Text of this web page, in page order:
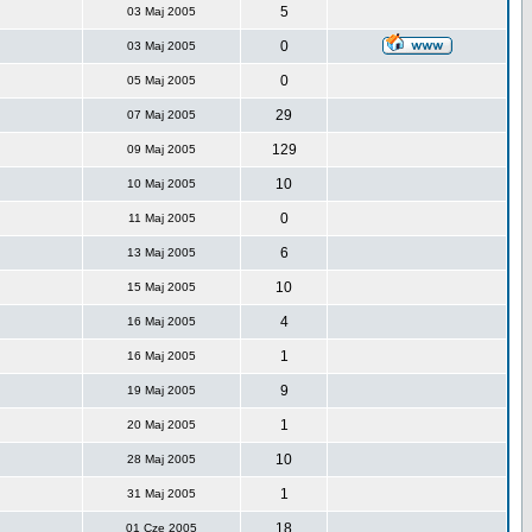
03 Maj 2005 5
03 Maj 2005 0
05 Maj 2005 0
07 Maj 2005 29
09 Maj 2005 129
10 Maj 2005 10
11 Maj 2005 0
13 Maj 2005 6
15 Maj 2005 10
16 Maj 2005 4
16 Maj 2005 1
19 Maj 2005 9
20 Maj 2005 1
28 Maj 2005 10
31 Maj 2005 1
01 Cze 2005 18